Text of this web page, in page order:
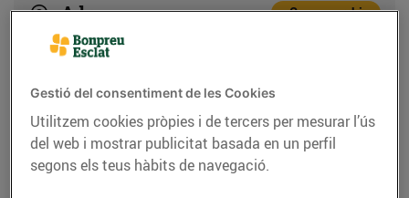
Adreça Com anar-hi
C. Martirià, 174-192 (17820) Banyoles
Telèfon
972789650
Gestió del consentiment de les Cookies
Utilitzem cookies pròpies i de tercers per mesurar l’ús
del web i mostrar publicitat basada en un perfil
segons els teus hàbits de navegació.